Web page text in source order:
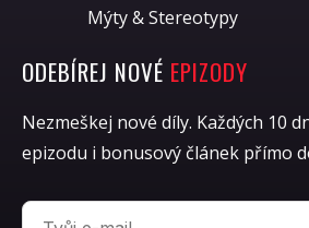
Mýty & Stereotypy
ODEBÍREJ NOVÉ EPIZODY
Nezmeškej nové díly. Každých 10
epizodu i bonusový článek přímo